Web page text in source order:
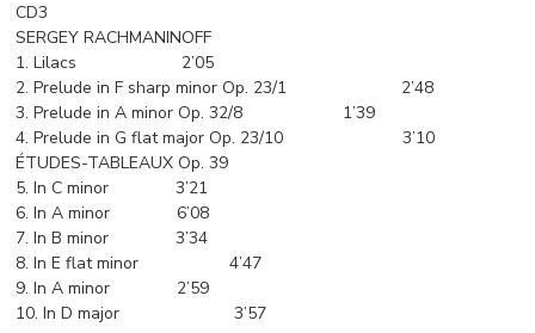
CD3
SERGEY RACHMANINOFF
1. Lilacs 2’05
2. Prelude in F sharp minor Op. 23/1 2’48
3. Prelude in A minor Op. 32/8 1’39
4. Prelude in G flat major Op. 23/10 3’10
ÉTUDES-TABLEAUX Op. 39
5. In C minor 3’21
6. In A minor 6’08
7. In B minor 3’34
8. In E flat minor 4’47
9. In A minor 2’59
10. In D major 3’57